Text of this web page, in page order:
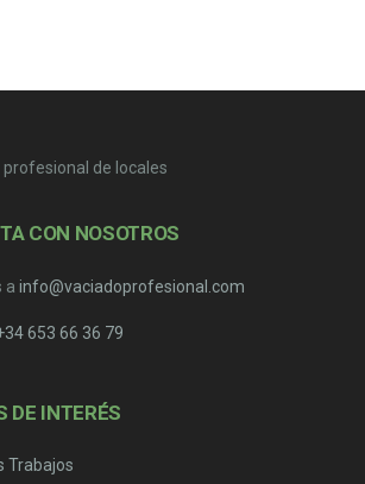
CON NOSOTROS
a info@vaciadoprofesional.com
653 66 36 79
DE INTERÉS
Trabajos